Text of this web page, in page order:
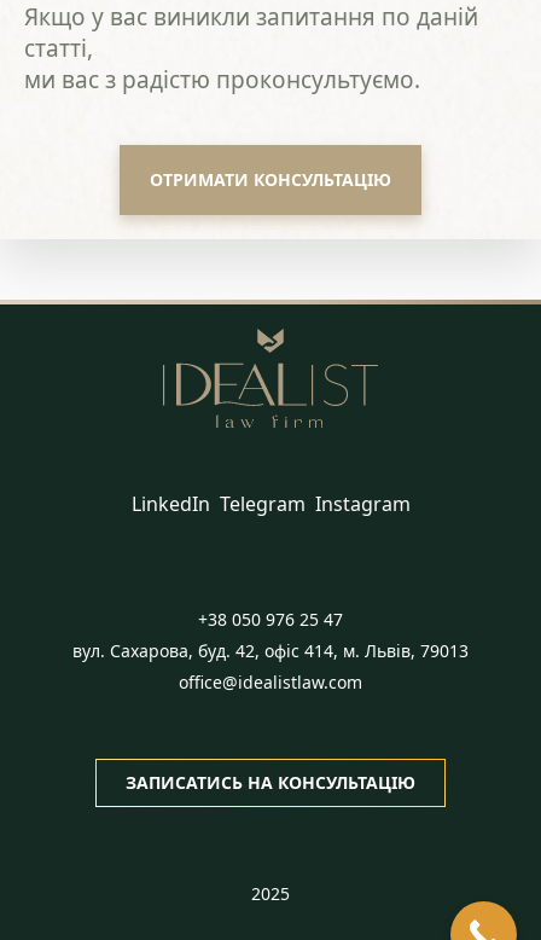
Якщо у вас виникли запитання по даній
статті,
ми вас з радістю проконсультуємо.
ОТРИМАТИ КОНСУЛЬТАЦІЮ
LinkedIn Telegram Instagram
+38 050 976 25 47
вул. Сахарова, буд. 42, офіс 414, м. Львів, 79013
office@idealistlaw.com
ЗАПИСАТИСЬ НА КОНСУЛЬТАЦІЮ
2025